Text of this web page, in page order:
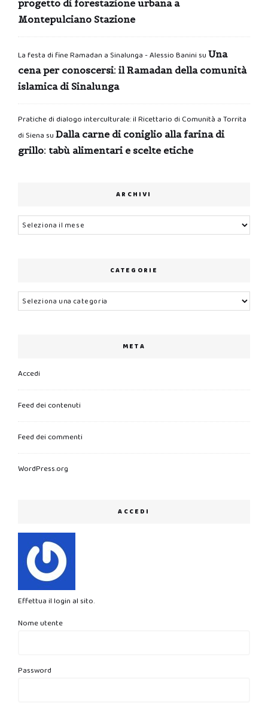
progetto di forestazione urbana a
Montepulciano Stazione
La festa di fine Ramadan a Sinalunga - Alessio Banini su Una
cena per conoscersi: il Ramadan della comunità
islamica di Sinalunga
Pratiche di dialogo interculturale: il Ricettario di Comunità a Torrita
di Siena su Dalla carne di coniglio alla farina di
grillo: tabù alimentari e scelte etiche
ARCHIVI
Archivi
CATEGORIE
Categorie
META
Accedi
Feed dei contenuti
Feed dei commenti
WordPress.org
ACCEDI
Effettua il login al sito.
Nome utente
Password